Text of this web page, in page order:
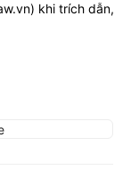
) khi trích dẫn,